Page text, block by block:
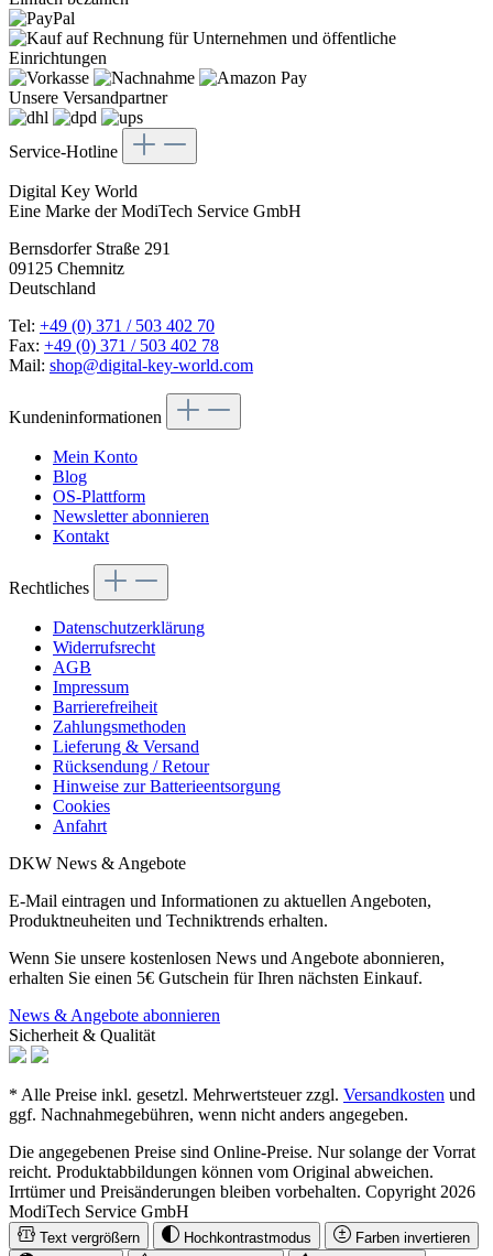
Unsere Versandpartner
Service-Hotline
Digital Key World
Eine Marke der ModiTech Service GmbH
Bernsdorfer Straße 291
09125 Chemnitz
Deutschland
Tel: +49 (0) 371 / 503 402 70
Fax: +49 (0) 371 / 503 402 78
Mail: shop@digital-key-world.com
Kundeninformationen
Mein Konto
Blog
OS-Plattform
Newsletter abonnieren
Kontakt
Rechtliches
Datenschutzerklärung
Widerrufsrecht
AGB
Impressum
Barrierefreiheit
Zahlungsmethoden
Lieferung & Versand
Rücksendung / Retour
Hinweise zur Batterieentsorgung
Cookies
Anfahrt
DKW News & Angebote
E-Mail eintragen und Informationen zu aktuellen Angeboten,
Produktneuheiten und Techniktrends erhalten.
Wenn Sie unsere kostenlosen News und Angebote abonnieren,
erhalten Sie einen 5€ Gutschein für Ihren nächsten Einkauf.
News & Angebote abonnieren
Sicherheit & Qualität
* Alle Preise inkl. gesetzl. Mehrwertsteuer zzgl. Versandkosten und
ggf. Nachnahmegebühren, wenn nicht anders angegeben.
Die angegebenen Preise sind Online-Preise. Nur solange der Vorrat
reicht. Produktabbildungen können vom Original abweichen.
Irrtümer und Preisänderungen bleiben vorbehalten. Copyright 2026
ModiTech Service GmbH
Text vergrößern Hochkontrastmodus Farben invertieren